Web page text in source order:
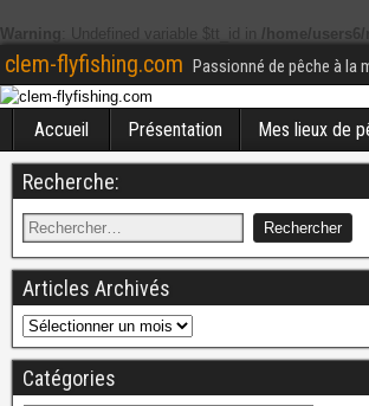
Warning : Undefined variable $tt_id in /home/
clem-flyfishing.com Passionné de pêche à la
Accueil Présentation Mes lieux de
Recherche:
Articles Archivés
Catégories